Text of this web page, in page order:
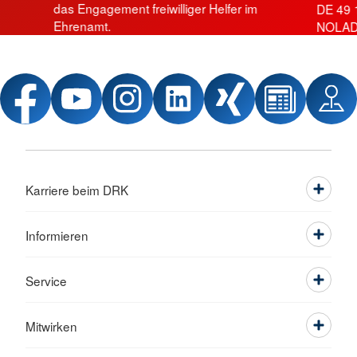
das Engagement freiwilliger Helfer im
Ehrenamt.
DE 49
Karriere beim DRK
Informieren
Service
Mitwirken